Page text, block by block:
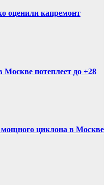
оценили капремонт
потеплеет до +28
мощного циклона в Москве